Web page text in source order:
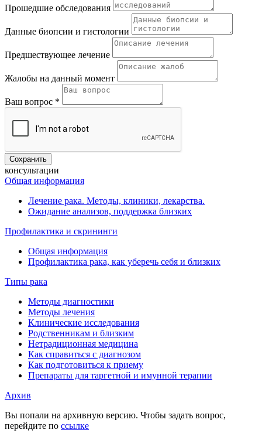
Прошедшие обследования
Данные биопсии и гистологии
Предшествующее лечение
Жалобы на данный момент
Ваш вопрос *
консультации
Общая информация
Лечение рака. Методы, клиники, лекарства.
Ожидание анализов, поддержка близких
Профилактика и скрининги
Общая информация
Профилактика рака, как уберечь себя и близких
Типы рака
Методы диагностики
Методы лечения
Клинические исследования
Родственникам и близким
Нетрадиционная медицина
Как справиться с диагнозом
Как подготовиться к приему
Препараты для таргетной и имунной терапии
Архив
Вы попали на архивную версию. Чтобы задать вопрос,
перейдите по ссылке